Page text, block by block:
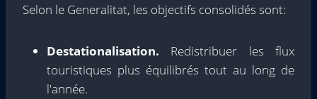
Selon le Generalitat, les objectifs consolidés sont:
Destationalisation. Redistribuer les flux
touristiques plus équilibrés tout au long de
l'année.